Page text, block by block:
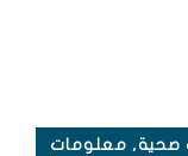
صحية, معلومات